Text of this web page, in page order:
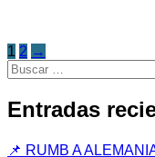
1 2 →
Buscar:
Entradas
📌 RUMB A